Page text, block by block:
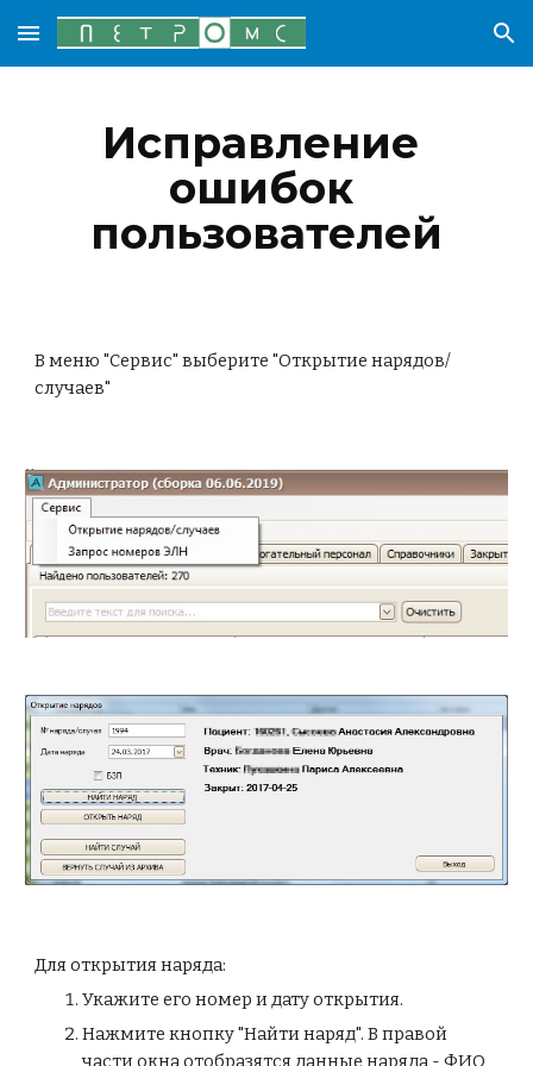
Skip to main content Skip to navigation
Исправление
ошибок
пользователей
В меню "Сервис" выберите "Открытие нарядов/
случаев"
Для открытия наряда:
Укажите его номер и дату открытия.
Нажмите кнопку "Найти наряд". В правой
части окна отобразятся данные наряда - ФИО